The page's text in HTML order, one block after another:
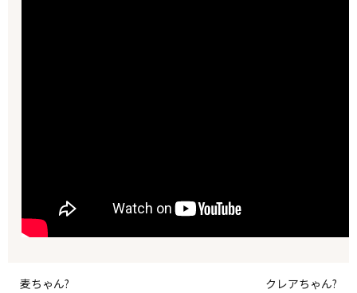
麦ちゃん? クレアちゃん?